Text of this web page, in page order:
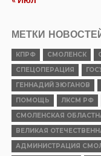
МЕТКИ
КПРФ СМОЛЕНСК
СПЕЦОПЕРАЦИЯ
ГЕННАДИЙ ЗЮГАНОВ
ПОМОЩЬ
ЛКСМ РФ
СМОЛЕНСКАЯ
ВЕЛИКАЯ
АДМИНИСТРАЦИЯ